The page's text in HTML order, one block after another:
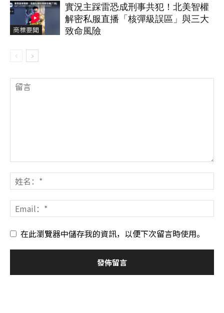
商標要聞
實況主踩雷恐成刑事共犯！北美智權
解密私服直播「核彈級誤區」與三大
致命風險
在此瀏覽器中儲存我的資訊，以便下次留言時使用。